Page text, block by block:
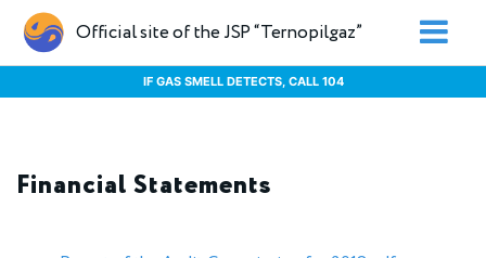
Official site of the JSP “Ternopilgaz”
IF GAS SMELL DETECTS, CALL 104
Financial Statements